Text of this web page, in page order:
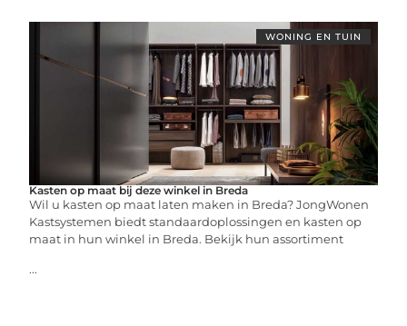
WONING EN TUIN
Kasten op maat bij deze winkel in Breda
Wil u kasten op maat laten maken in Breda? JongWonen
Kastsystemen biedt standaardoplossingen en kasten op
maat in hun winkel in Breda. Bekijk hun assortiment
...